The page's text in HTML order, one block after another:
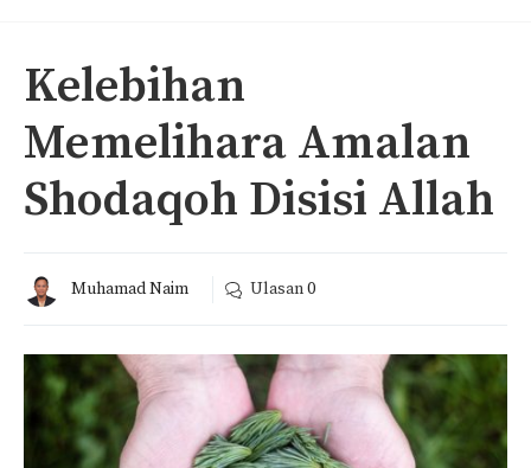
Kelebihan
Memelihara Amalan
Shodaqoh Disisi Allah
Muhamad Naim Ulasan0